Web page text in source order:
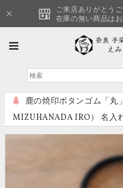
ご来店ありがとうご
在庫の無い商品は
鹿の焼印ボタンゴム「丸
MIZUHANADA IRO） 名入